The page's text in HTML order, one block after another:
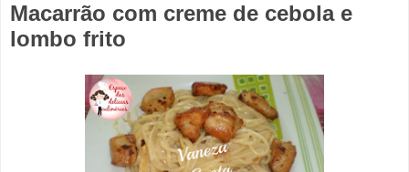
Macarrão com creme de cebola e
lombo frito